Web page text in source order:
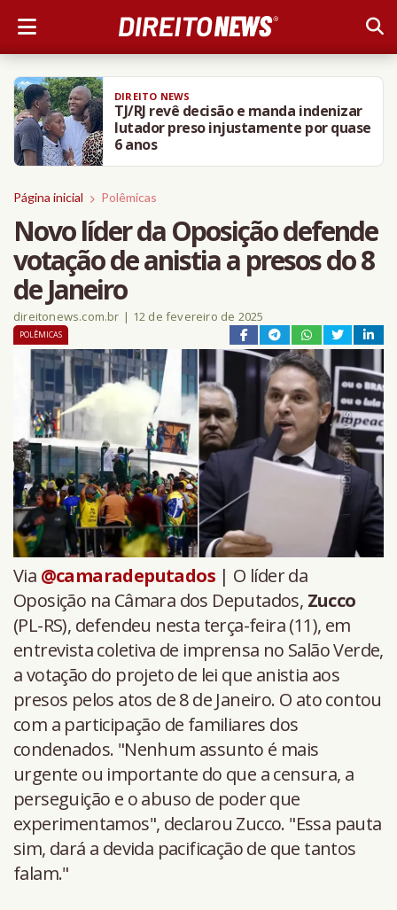
DIREITO NEWS
TJ/RJ revê decisão e manda indenizar
lutador preso injustamente por quase
6 anos
Página inicial Polêmicas
Novo líder da Oposição defende
votação de anistia a presos do 8
de Janeiro
direitonews.com.br | 12 de fevereiro de 2025
POLÊMICAS
Via @camaradeputados | O líder da
Oposição na Câmara dos Deputados, Zucco
(PL-RS), defendeu nesta terça-feira (11), em
entrevista coletiva de imprensa no Salão Verde,
a votação do projeto de lei que anistia aos
presos pelos atos de 8 de Janeiro. O ato contou
com a participação de familiares dos
condenados. "Nenhum assunto é mais
urgente ou importante do que a censura, a
perseguição e o abuso de poder que
experimentamos", declarou Zucco. "Essa pauta
sim, dará a devida pacificação de que tantos
falam."